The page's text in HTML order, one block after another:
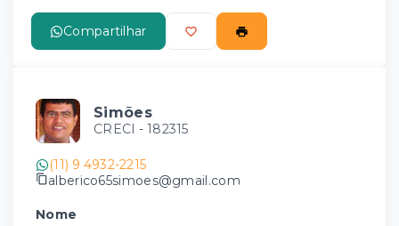
Compartilhar
Simões
CRECI - 182315
(11) 9 4932-2215
alberico65simoes@gmail.com
Nome